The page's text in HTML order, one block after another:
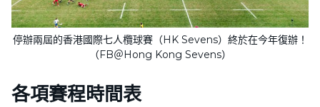
停辦兩屆的香港國際七人欖球賽（HK Sevens）終於在今年復辦！
（FB＠Hong Kong Sevens）
各項賽程時間表